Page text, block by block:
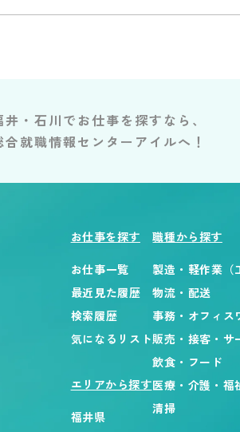
井・石川でお仕事を探すなら、
合就職情報センターアイルへ！
お仕事を探す
お仕事一覧
最近見た履歴
検索履歴
気になるリスト
エリアから探す
福井県
職種から探す
製造・軽作業（
物流・配送
事務・オフィス
販売・接客・サ
飲食・フード
医療・介護・福
清掃